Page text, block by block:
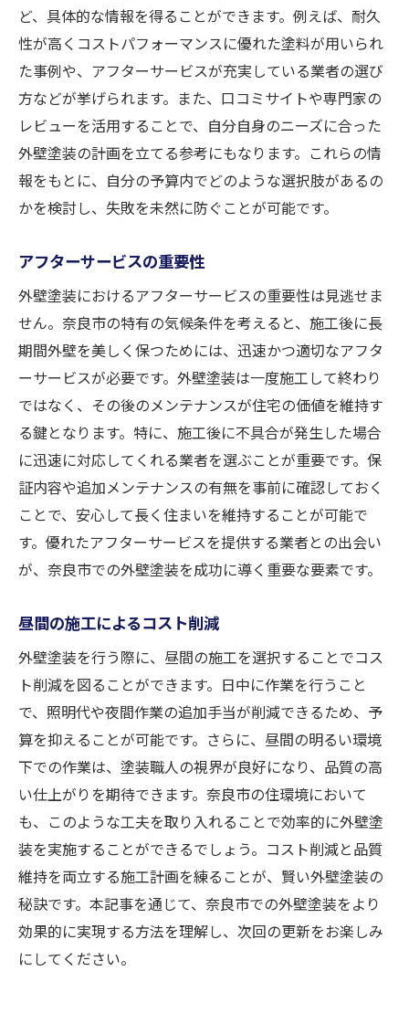
ど、具体的な情報を得ることができます。例えば、耐久
性が高くコストパフォーマンスに優れた塗料が用いられ
た事例や、アフターサービスが充実している業者の選び
方などが挙げられます。また、口コミサイトや専門家の
レビューを活用することで、自分自身のニーズに合った
外壁塗装の計画を立てる参考にもなります。これらの情
報をもとに、自分の予算内でどのような選択肢があるの
かを検討し、失敗を未然に防ぐことが可能です。
アフターサービスの重要性
外壁塗装におけるアフターサービスの重要性は見逃せま
せん。奈良市の特有の気候条件を考えると、施工後に長
期間外壁を美しく保つためには、迅速かつ適切なアフタ
ーサービスが必要です。外壁塗装は一度施工して終わり
ではなく、その後のメンテナンスが住宅の価値を維持す
る鍵となります。特に、施工後に不具合が発生した場合
に迅速に対応してくれる業者を選ぶことが重要です。保
証内容や追加メンテナンスの有無を事前に確認しておく
ことで、安心して長く住まいを維持することが可能で
す。優れたアフターサービスを提供する業者との出会い
が、奈良市での外壁塗装を成功に導く重要な要素です。
昼間の施工によるコスト削減
外壁塗装を行う際に、昼間の施工を選択することでコス
ト削減を図ることができます。日中に作業を行うこと
で、照明代や夜間作業の追加手当が削減できるため、予
算を抑えることが可能です。さらに、昼間の明るい環境
下での作業は、塗装職人の視界が良好になり、品質の高
い仕上がりを期待できます。奈良市の住環境において
も、このような工夫を取り入れることで効率的に外壁塗
装を実施することができるでしょう。コスト削減と品質
維持を両立する施工計画を練ることが、賢い外壁塗装の
秘訣です。本記事を通じて、奈良市での外壁塗装をより
効果的に実現する方法を理解し、次回の更新をお楽しみ
にしてください。